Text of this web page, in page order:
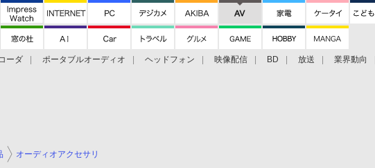
ーダ ポータブルオーディオ ヘッドフォン 映像配信 BD 放送 業界動向
オーディオアクセサリ